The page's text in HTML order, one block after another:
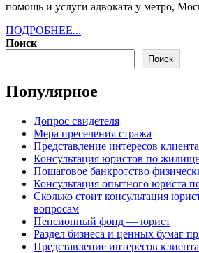
помощь и услуги адвоката у метро,
ПОДРОБНЕЕ...
Поиск
Поиск
Популярное
Допрос свидетеля
Мера пресечения стража
Представление интересов
Консультация юристов по
Пошаговое банкротство
Консультация опытного юриста
Сколько стоит консультация
вопросам
Пенсионный фонд — юрист
Раздел бизнеса и ценных бумаг
Представление интересов